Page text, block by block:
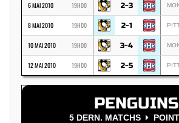
6 MAI 2010 19H00 2-3
8 MAI 2010 19H00 2-1
10 MAI 2010 19H00 3-4
12 MAI 2010 19H00 2-5
PENGUINS
5 DERN. MATCHS